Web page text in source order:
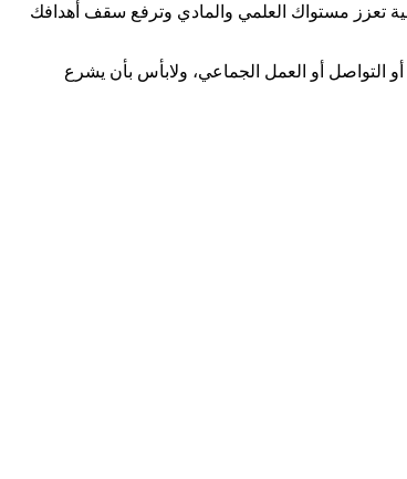
تعزز مستواك العلمي والمادي وترفع سقف أهدافك
أو التواصل أو العمل الجماعي، ولابأس بأن يشرع